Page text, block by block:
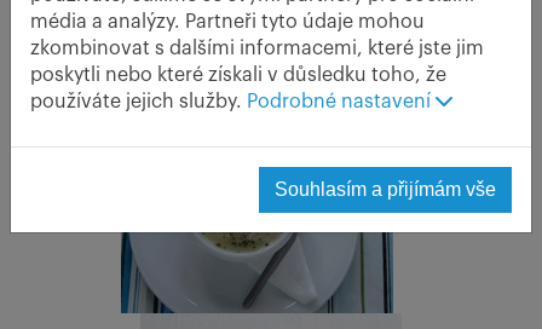
restauracích pokaždé uvaří v jiné místní variaci. V
Beskydech utěšíte hlad po celodenním lyžování„Valašskou
kyselicou“, zelňačkou s výbornou klobáskou.
média a analýzy. Partneři tyto údaje mohou
zkombinovat s dalšími informacemi, které jste jim
poskytli nebo které získali v důsledku toho, že
používáte jejich služby. Podrobné nastavení
Souhlasím a přijímám vše